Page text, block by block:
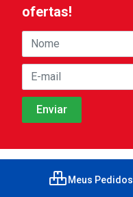
ofertas!
Meus Pedidos